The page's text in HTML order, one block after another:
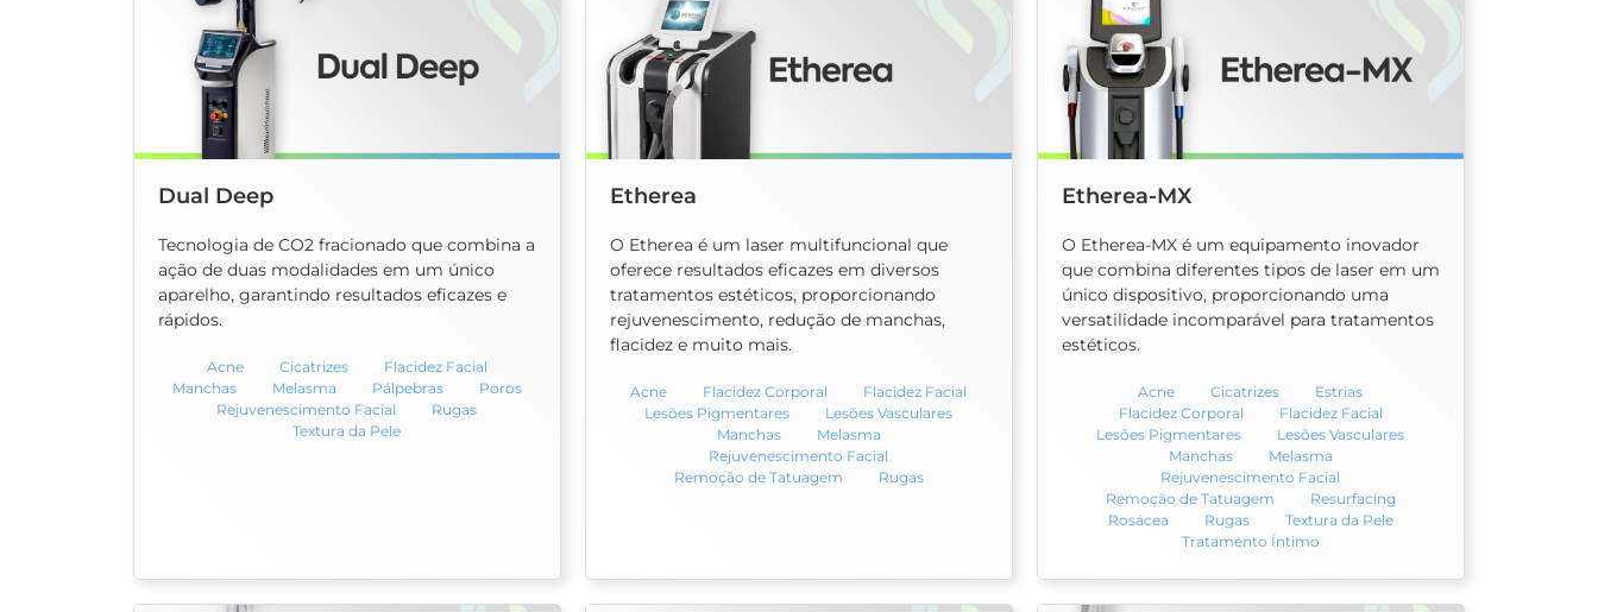
Dual Deep
Tecnologia de CO2 fracionado que combina a
ação de duas modalidades em um único
aparelho, garantindo resultados eficazes e
rápidos.
Acne Cicatrizes
Flacidez Facial
Manchas
Melasma Pálpebras
Poros
Rejuvenescimento Facial
Rugas
Textura da Pele
Etherea
O Etherea é um laser multifuncional que
oferece resultados eficazes em diversos
tratamentos estéticos, proporcionando
rejuvenescimento, redução de manchas,
flacidez e muito mais.
Acne Flacidez Corporal
Flacidez Facial
Lesões Pigmentares
Lesões Vasculares
Manchas
Melasma
Rejuvenescimento Facial
Remoção de Tatuagem
Rugas
Etherea-MX
O Etherea-MX é um equipamento inovador
que combina diferentes tipos de laser em um
único dispositivo, proporcionando uma
versatilidade incomparável para tratamentos
estéticos.
Acne Cicatrizes
Estrias
Flacidez Corporal
Flacidez Facial
Lesões Pigmentares
Lesões Vasculares
Manchas
Melasma
Rejuvenescimento Facial
Remoção de Tatuagem
Resurfacing
Rosácea
Rugas
Textura da Pele
Tratamento Íntimo